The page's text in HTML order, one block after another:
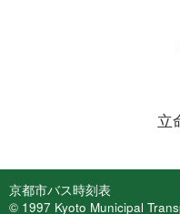
立
京都市バス時刻表
© 1997 Kyoto Municipal